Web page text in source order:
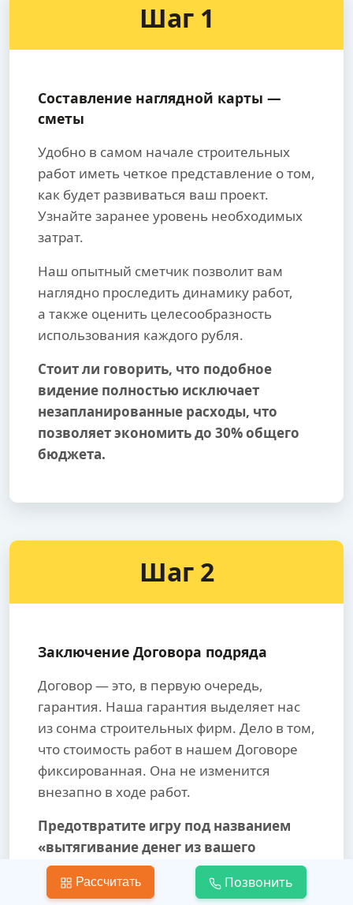
Шаг 1
Составление наглядной карты —
сметы
Удобно в самом начале строительных
работ иметь четкое представление о том,
как будет развиваться ваш проект.
Узнайте заранее уровень необходимых
затрат.
Наш опытный сметчик позволит вам
наглядно проследить динамику работ,
а также оценить целесообразность
использования каждого рубля.
Стоит ли говорить, что подобное
видение полностью исключает
незапланированные расходы, что
позволяет экономить до 30% общего
бюджета.
Шаг 2
Заключение Договора подряда
Договор — это, в первую очередь,
гарантия. Наша гарантия выделяет нас
из сонма строительных фирм. Дело в том,
что стоимость работ в нашем Договоре
фиксированная. Она не изменится
внезапно в ходе работ.
Предотвратите игру под названием
«вытягивание денег из вашего
кармана».
Рассчитать Позвонить